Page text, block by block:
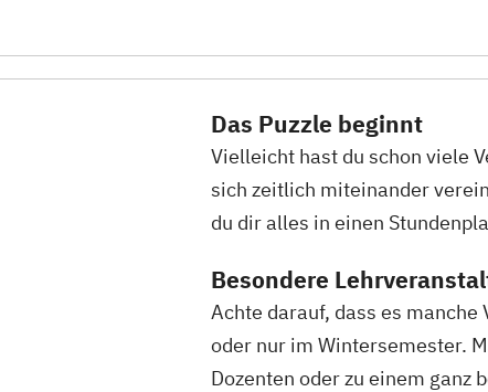
Das Puzzle beginnt
Vielleicht hast du schon viele
sich zeitlich miteinander
du dir alles in einen
Besondere
Achte darauf, dass es
oder nur im Wintersemester.
Dozenten oder zu einem